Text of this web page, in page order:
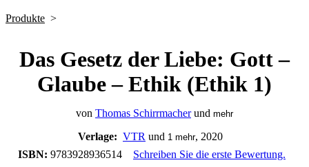
Produkte >
Das Gesetz der Liebe: Gott –
Glaube – Ethik (Ethik 1)
von Thomas Schirrmacher und mehr
Verlage: VTR und 1 mehr, 2020
ISBN: 9783928936514 Schreiben Sie die erste Bewertung.